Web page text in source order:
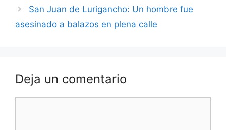
San Juan de Lurigancho: Un hombre fue
asesinado a balazos en plena calle
Deja un comentario